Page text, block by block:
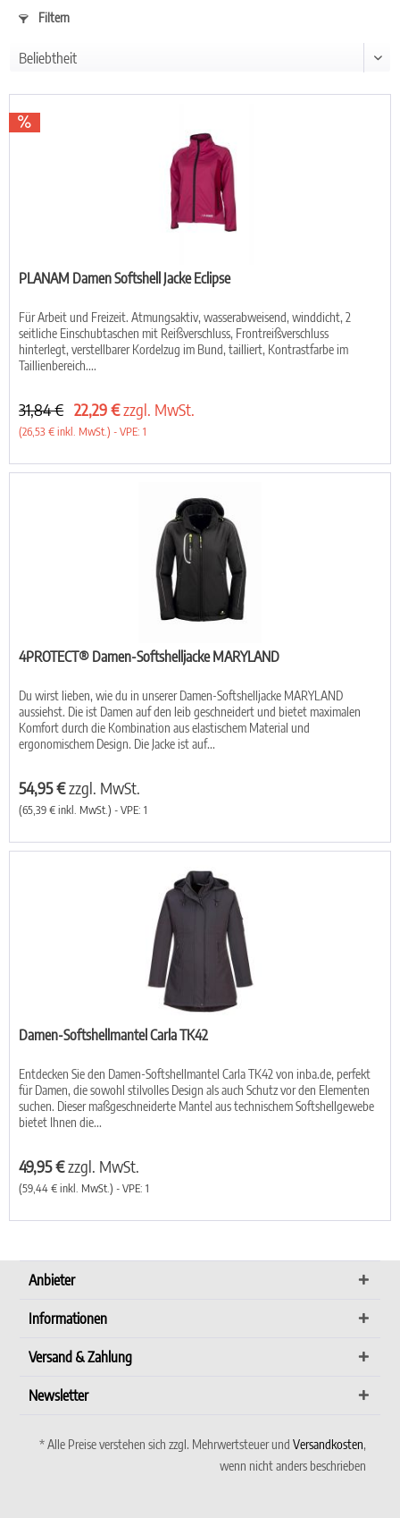
Filtern
PLANAM Damen Softshell Jacke Eclipse
Für Arbeit und Freizeit. Atmungsaktiv, wasserabweisend, winddicht, 2
seitliche Einschubtaschen mit Reißverschluss, Frontreißverschluss
hinterlegt, verstellbarer Kordelzug im Bund, tailliert, Kontrastfarbe im
Taillienbereich....
31,84 €22,29 €zzgl. MwSt.
(26,53 € inkl. MwSt.) - VPE: 1
4PROTECT® Damen-Softshelljacke MARYLAND
Du wirst lieben, wie du in unserer Damen-Softshelljacke MARYLAND
aussiehst. Die ist Damen auf den leib geschneidert und bietet maximalen
Komfort durch die Kombination aus elastischem Material und
ergonomischem Design. Die Jacke ist auf...
54,95 €zzgl. MwSt.
(65,39 € inkl. MwSt.) - VPE: 1
Damen-Softshellmantel Carla TK42
Entdecken Sie den Damen-Softshellmantel Carla TK42 von inba.de, perfekt
für Damen, die sowohl stilvolles Design als auch Schutz vor den Elementen
suchen. Dieser maßgeschneiderte Mantel aus technischem Softshellgewebe
bietet Ihnen die...
49,95 €zzgl. MwSt.
(59,44 € inkl. MwSt.) - VPE: 1
Anbieter
Informationen
Versand & Zahlung
Newsletter
* Alle Preise verstehen sich zzgl. Mehrwertsteuer und Versandkosten,
wenn nicht anders beschrieben